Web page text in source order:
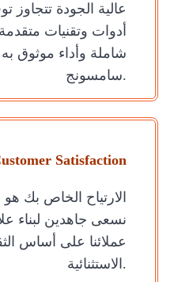
عالية الجودة تتجاوز
أدوات وتقنيات
شاملة وأداء موثوق
سامسونج.
Satisfaction
الارتياح الخاص بك
نسعى جاهدين لبناء
عملائنا على أساس
الاستثنائية.